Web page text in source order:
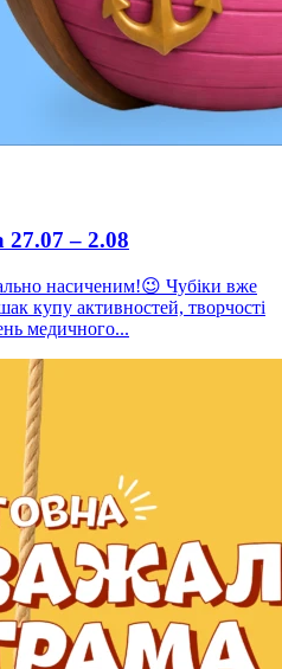
– 2.08
насиченим!😉 Чубіки вже
купу активностей, творчості
медичного...